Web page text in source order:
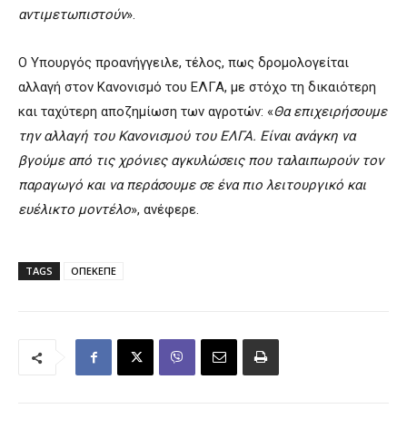
αντιμετωπιστούν».
Ο Υπουργός προανήγγειλε, τέλος, πως δρομολογείται
αλλαγή στον Κανονισμό του ΕΛΓΑ, με στόχο τη δικαιότερη
και ταχύτερη αποζημίωση των αγροτών: «Θα επιχειρήσουμε
την αλλαγή του Κανονισμού του ΕΛΓΑ. Είναι ανάγκη να
βγούμε από τις χρόνιες αγκυλώσεις που ταλαιπωρούν τον
παραγωγό και να περάσουμε σε ένα πιο λειτουργικό και
ευέλικτο μοντέλο», ανέφερε.
TAGS ΟΠΕΚΕΠΕ